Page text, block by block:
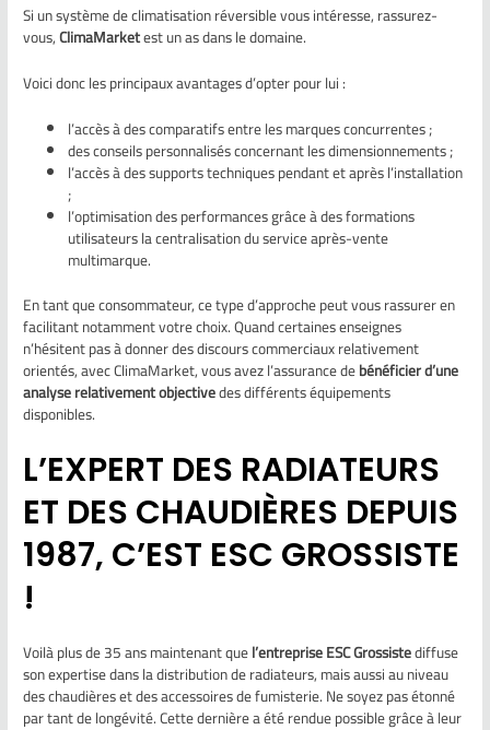
Si un système de climatisation réversible vous intéresse, rassurez-
vous,ClimaMarketest un as dans le domaine.
Voici donc les principaux avantages d’opter pour lui :
l’accès à des comparatifs entre les marques concurrentes ;
des conseils personnalisés concernant les dimensionnements ;
l’accès à des supports techniques pendant et après l’installation
;
l’optimisation des performances grâce à des formations
utilisateurs la centralisation du service après-vente
multimarque.
En tant que consommateur, ce type d’approche peut vous rassurer en
facilitant notamment votre choix. Quand certaines enseignes
n’hésitent pas à donner des discours commerciaux relativement
orientés, avec ClimaMarket, vous avez l’assurance debénéficier d’une
analyse relativement objectivedes différents équipements
disponibles.
L’EXPERT DES RADIATEURS
ET DES CHAUDIÈRES DEPUIS
1987, C’EST ESC GROSSISTE
!
Voilà plus de 35 ans maintenant quel’entreprise ESC Grossistediffuse
son expertise dans la distribution de radiateurs, mais aussi au niveau
des chaudières et des accessoires de fumisterie. Ne soyez pas étonné
par tant de longévité. Cette dernière a été rendue possible grâce à leur